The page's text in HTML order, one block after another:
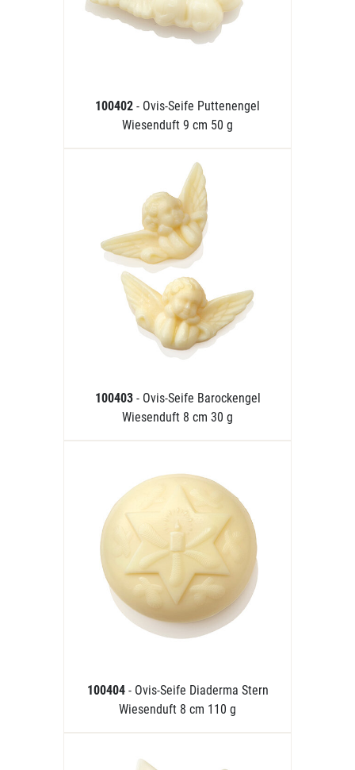
100402 - Ovis-Seife Puttenengel
Wiesenduft 9 cm 50 g
100403 - Ovis-Seife Barockengel
Wiesenduft 8 cm 30 g
100404 - Ovis-Seife Diaderma Stern
Wiesenduft 8 cm 110 g